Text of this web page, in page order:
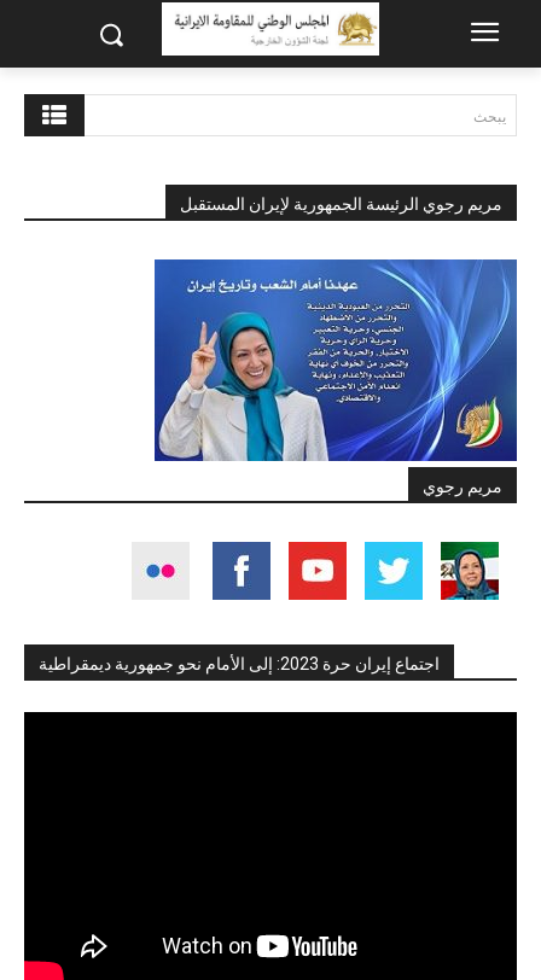
يبحث
مريم رجوي الرئيسة الجمهورية لإيران المستقبل
مريم رجوي
اجتماع إيران حرة 2023: إلى الأمام نحو جمهورية ديمقراطية